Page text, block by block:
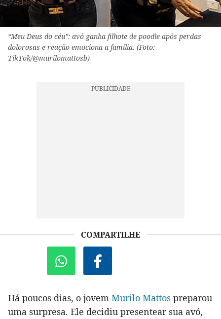
“Meu Deus do céu”: avó ganha filhote de poodle após perdas
dolorosas e reação emociona a família. (Foto:
TikTok/@murilomattosb)
COMPARTILHE
Há poucos dias, o jovem Murilo Mattos preparou
uma surpresa. Ele decidiu presentear sua avó,